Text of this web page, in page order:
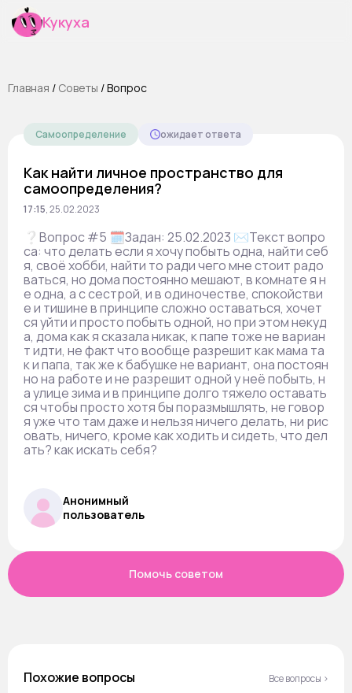
Кукуха
Главная / Cоветы /Вопрос
Самоопределение ожидает ответа
Как найти личное пространство для
самоопределения?
17:15,25.02.2023
❔Вопрос #5 🗓Задан: 25.02.2023 ✉️Текст вопро
са: что делать если я хочу побыть одна, найти себ
я, своё хобби, найти то ради чего мне стоит радо
ваться, но дома постоянно мешают, в комнате я н
е одна, а с сестрой, и в одиночестве, спокойстви
е и тишине в принципе сложно оставаться, хочет
ся уйти и просто побыть одной, но при этом некуд
а, дома как я сказала никак, к папе тоже не вариан
т идти, не факт что вообще разрешит как мама та
к и папа, так же к бабушке не вариант, она постоян
но на работе и не разрешит одной у неё побыть, н
а улице зима и в принципе долго тяжело оставать
ся чтобы просто хотя бы поразмышлять, не говор
я уже что там даже и нельзя ничего делать, ни рис
овать, ничего, кроме как ходить и сидеть, что дел
ать? как искать себя?
Анонимный
пользователь
Помочь советом
Похожие вопросы Все вопросы ›